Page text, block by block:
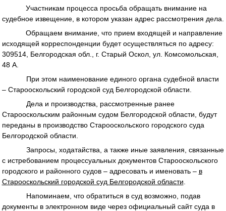
Участникам процесса просьба обращать внимание на
судебное извещение, в котором указан адрес рассмотрения дела.
Обращаем внимание, что прием входящей и направление
исходящей корреспонденции будет осуществляться по адресу:
309514, Белгородская обл., г. Старый Оскол, ул. Комсомольская,
48 А.
При этом наименование единого органа судебной власти
– Старооскольский городской суд Белгородской области.
Дела и производства, рассмотренные ранее
Старооскольским районным судом Белгородской области, будут
переданы в производство Старооскольского городского суда
Белгородской области.
Запросы, ходатайства, а также иные заявления, связанные
с истребованием процессуальных документов Старооскольского
городского и районного судов – адресовать и именовать – в
Старооскольский городской суд Белгородской области
Напоминаем, что обратиться в суд возможно, подав
документы в электронном виде через официальный сайт суда в